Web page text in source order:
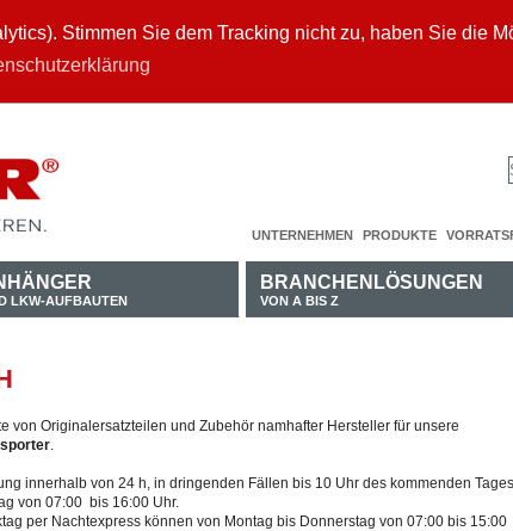
Stimmen Sie dem Tracking nicht zu, haben Sie die
UNTERNEHMEN PRODUKTE
LKW-AUFBAUTEN
BRANCHENLÖSUNGEN
VON A BIS Z
von Originalersatzteilen und Zubehör namhafter Hersteller für unsere
.
innerhalb von 24 h, in dringenden Fällen bis 10 Uhr des kommenden
von 07:00 bis 16:00 Uhr.
per Nachtexpress können von Montag bis Donnerstag von 07:00 bis 15:00